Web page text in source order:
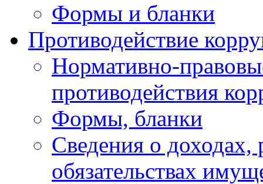
Формы и бланки
Противодействие
Нормативно-
противодействия
Формы, бланки
Сведения о доходах,
обязательствах